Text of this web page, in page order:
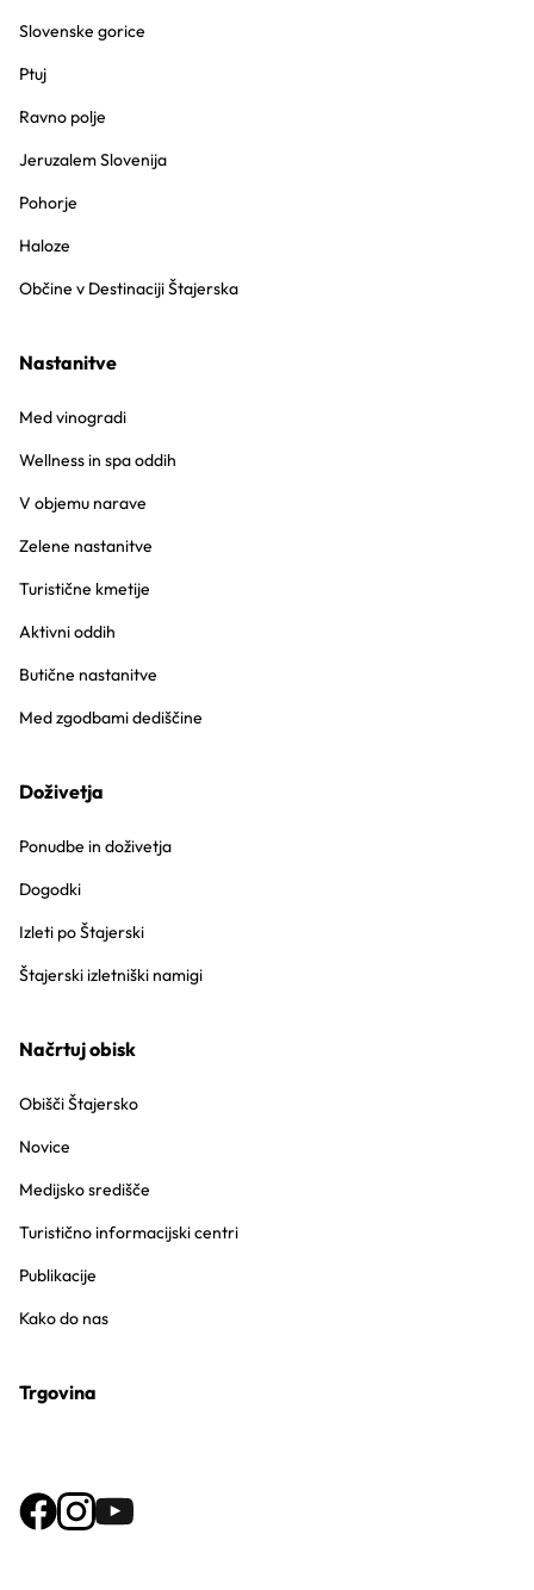
Slovenske gorice
Ptuj
Ravno polje
Jeruzalem Slovenija
Pohorje
Haloze
Občine v Destinaciji Štajerska
Nastanitve
Med vinogradi
Wellness in spa oddih
V objemu narave
Zelene nastanitve
Turistične kmetije
Aktivni oddih
Butične nastanitve
Med zgodbami dediščine
Doživetja
Ponudbe in doživetja
Dogodki
Izleti po Štajerski
Štajerski izletniški namigi
Načrtuj obisk
Obišči Štajersko
Novice
Medijsko središče
Turistično informacijski centri
Publikacije
Kako do nas
Trgovina